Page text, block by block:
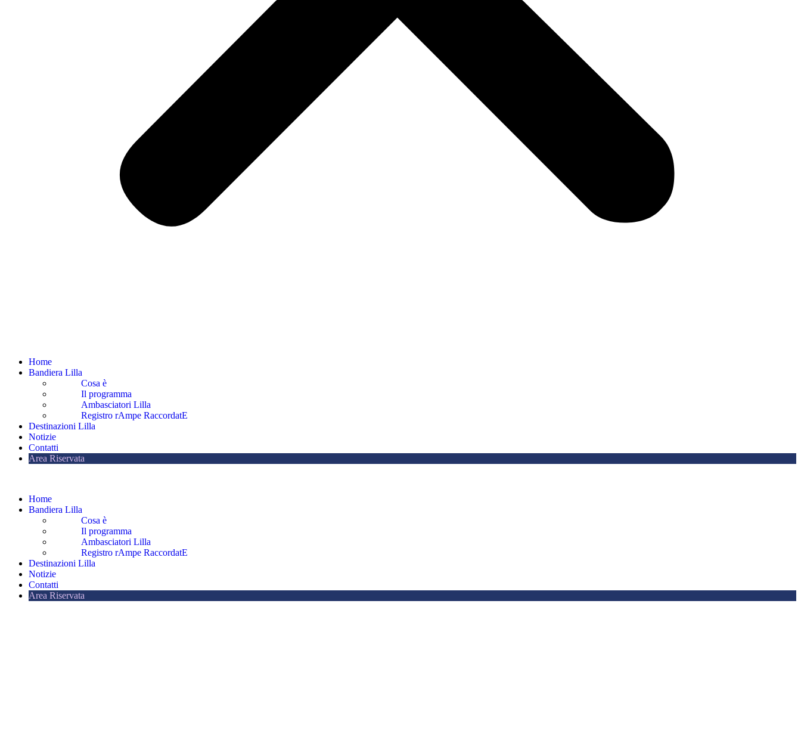
Home
Bandiera Lilla
Cosa è
Il programma
Ambasciatori Lilla
Registro rAmpe RaccordatE
Destinazioni Lilla
Notizie
Contatti
Area Riservata
Home
Bandiera Lilla
Cosa è
Il programma
Ambasciatori Lilla
Registro rAmpe RaccordatE
Destinazioni Lilla
Notizie
Contatti
Area Riservata